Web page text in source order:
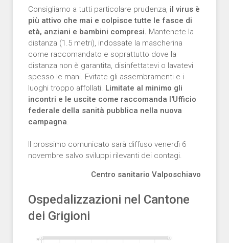
Consigliamo a tutti particolare prudenza, il virus è
più attivo che mai e colpisce tutte le fasce di
età, anziani e bambini compresi. Mantenete la
distanza (1.5 metri), indossate la mascherina
come raccomandato e soprattutto dove la
distanza non è garantita, disinfettatevi o lavatevi
spesso le mani. Evitate gli assembramenti e i
luoghi troppo affollati. Limitate al minimo gli
incontri e le uscite come raccomanda l'Ufficio
federale della sanità pubblica nella nuova
campagna.
Il prossimo comunicato sarà diffuso venerdì 6
novembre salvo sviluppi rilevanti dei contagi.
Centro sanitario Valposchiavo
Ospedalizzazioni nel Cantone
dei Grigioni